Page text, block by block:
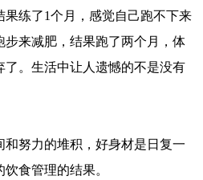
练了1个月，感觉自己跑不下来
步来减肥，结果跑了两个月，体
。生活中让人遗憾的不是没有
努力的堆积，好身材是日复一
食管理的结果。